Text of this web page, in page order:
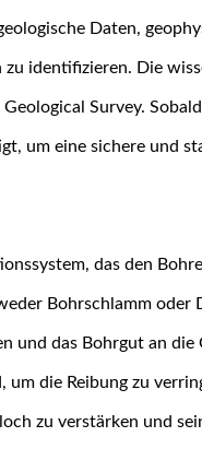
Daten,
identifizieren. Die
Survey.
um eine sichere und
das den
Bohrschlamm
und das Bohrgut an
die Reibung zu
zu verstärken und